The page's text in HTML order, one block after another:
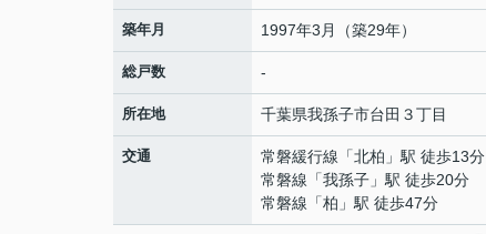
築年月 1997年3月（築29年）
総戸数 -
所在地 千葉県我孫子市台田 ３丁目
交通 常磐緩行線 「北柏 」駅 徒歩13分
常磐線 「我孫子 」駅 徒歩20分
常磐線 「柏 」駅 徒歩47分